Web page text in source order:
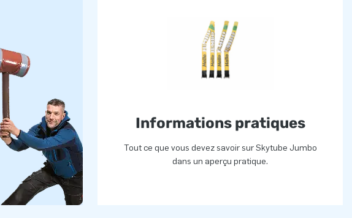
Informations pratiques
Tout ce que vous devez savoir sur Skytube Jumbo
dans un aperçu pratique.